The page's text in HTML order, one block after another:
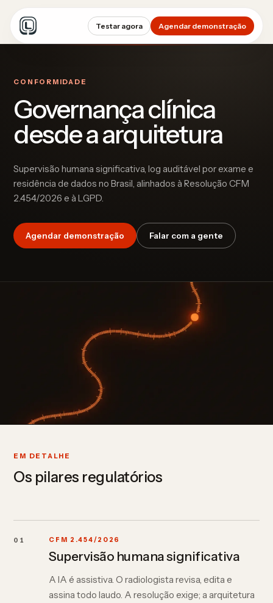
Testar agora Agendar demonstração
CONFORMIDADE
Governança clínica
desde a arquitetura
Supervisão humana significativa, log auditável por exame e
residência de dados no Brasil, alinhados à Resolução CFM
2.454/2026 e à LGPD.
Agendar demonstração Falar com a gente
EM DETALHE
Os pilares regulatórios
01 CFM 2.454/2026
Supervisão humana significativa
A IA é assistiva. O radiologista revisa, edita e
assina todo laudo. A resolução exige; a arquitetura